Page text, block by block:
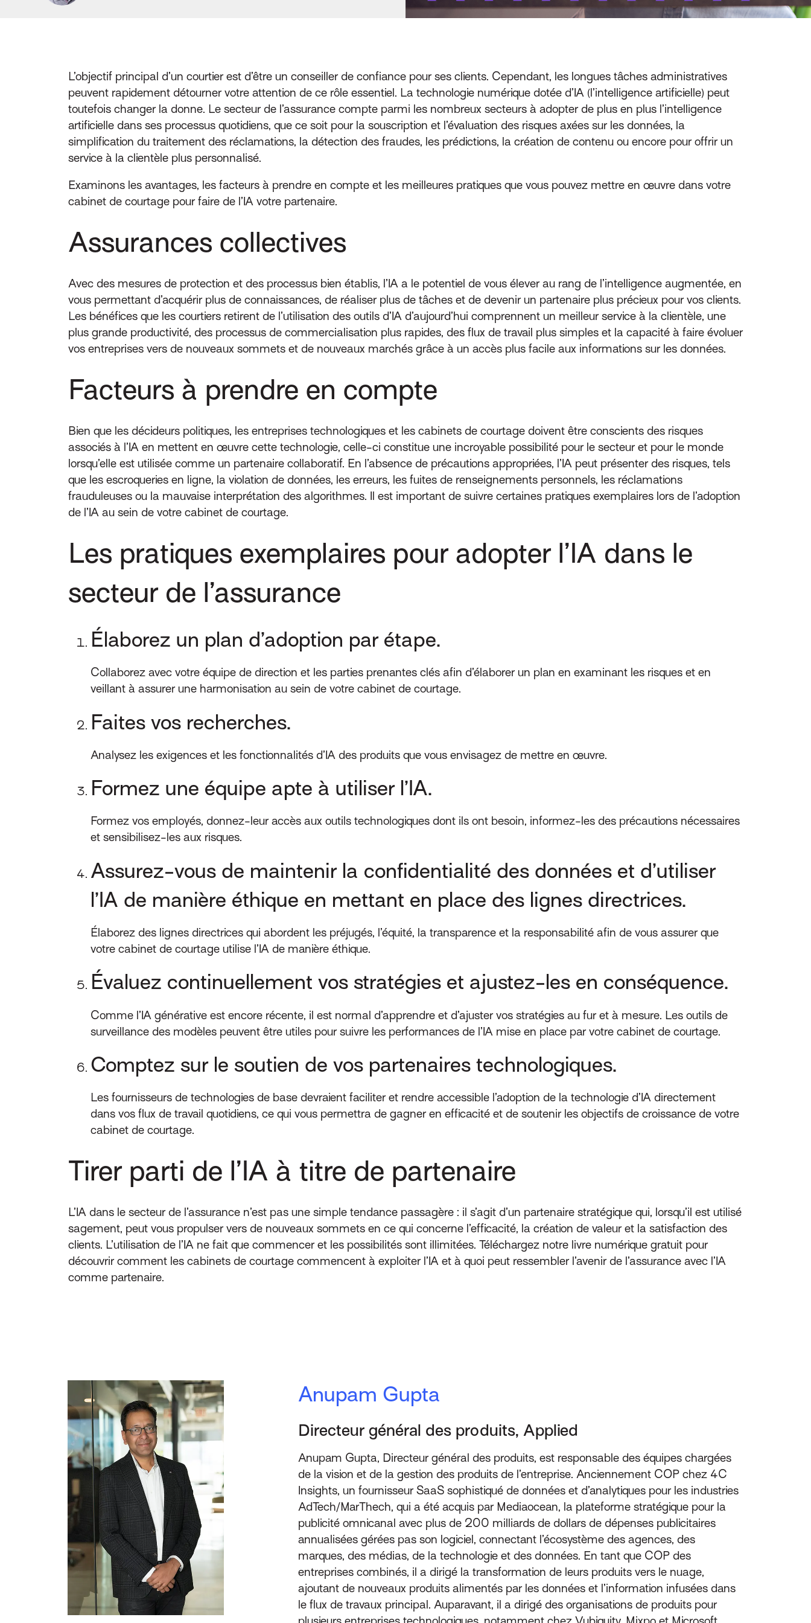
L’objectif principal d’un courtier est d’être un conseiller de confiance pour ses clients. Cependant, les longues tâches administratives
peuvent rapidement détourner votre attention de ce rôle essentiel. La technologie numérique dotée d’IA (l’intelligence artificielle) peut
toutefois changer la donne. Le secteur de l’assurance compte parmi les nombreux secteurs à adopter de plus en plus l’intelligence
artificielle dans ses processus quotidiens, que ce soit pour la souscription et l’évaluation des risques axées sur les données, la
simplification du traitement des réclamations, la détection des fraudes, les prédictions, la création de contenu ou encore pour offrir un
service à la clientèle plus personnalisé.
Examinons les avantages, les facteurs à prendre en compte et les meilleures pratiques que vous pouvez mettre en œuvre dans votre
cabinet de courtage pour faire de l’IA votre partenaire.
Assurances collectives
Avec des mesures de protection et des processus bien établis, l’IA a le potentiel de vous élever au rang de l’intelligence augmentée, en
vous permettant d’acquérir plus de connaissances, de réaliser plus de tâches et de devenir un partenaire plus précieux pour vos clients.
Les bénéfices que les courtiers retirent de l’utilisation des outils d’IA d’aujourd’hui comprennent un meilleur service à la clientèle, une
plus grande productivité, des processus de commercialisation plus rapides, des flux de travail plus simples et la capacité à faire évoluer
vos entreprises vers de nouveaux sommets et de nouveaux marchés grâce à un accès plus facile aux informations sur les données.
Facteurs à prendre en compte
Bien que les décideurs politiques, les entreprises technologiques et les cabinets de courtage doivent être conscients des risques
associés à l’IA en mettent en œuvre cette technologie, celle-ci constitue une incroyable possibilité pour le secteur et pour le monde
lorsqu’elle est utilisée comme un partenaire collaboratif. En l’absence de précautions appropriées, l’IA peut présenter des risques, tels
que les escroqueries en ligne, la violation de données, les erreurs, les fuites de renseignements personnels, les réclamations
frauduleuses ou la mauvaise interprétation des algorithmes. Il est important de suivre certaines pratiques exemplaires lors de l’adoption
de l’IA au sein de votre cabinet de courtage.
Les pratiques exemplaires pour adopter l’IA dans le
secteur de l’assurance
Élaborez un plan d’adoption par étape.
Collaborez avec votre équipe de direction et les parties prenantes clés afin d’élaborer un plan en examinant les risques et en
veillant à assurer une harmonisation au sein de votre cabinet de courtage.
Faites vos recherches.
Analysez les exigences et les fonctionnalités d’IA des produits que vous envisagez de mettre en œuvre.
Formez une équipe apte à utiliser l’IA.
Formez vos employés, donnez-leur accès aux outils technologiques dont ils ont besoin, informez-les des précautions nécessaires
et sensibilisez-les aux risques.
Assurez-vous de maintenir la confidentialité des données et d’utiliser
l’IA de manière éthique en mettant en place des lignes directrices.
Élaborez des lignes directrices qui abordent les préjugés, l’équité, la transparence et la responsabilité afin de vous assurer que
votre cabinet de courtage utilise l’IA de manière éthique.
Évaluez continuellement vos stratégies et ajustez-les en conséquence.
Comme l’IA générative est encore récente, il est normal d’apprendre et d’ajuster vos stratégies au fur et à mesure. Les outils de
surveillance des modèles peuvent être utiles pour suivre les performances de l’IA mise en place par votre cabinet de courtage.
Comptez sur le soutien de vos partenaires technologiques.
Les fournisseurs de technologies de base devraient faciliter et rendre accessible l’adoption de la technologie d’IA directement
dans vos flux de travail quotidiens, ce qui vous permettra de gagner en efficacité et de soutenir les objectifs de croissance de votre
cabinet de courtage.
Tirer parti de l’IA à titre de partenaire
L’IA dans le secteur de l’assurance n’est pas une simple tendance passagère : il s’agit d’un partenaire stratégique qui, lorsqu’il est utilisé
sagement, peut vous propulser vers de nouveaux sommets en ce qui concerne l’efficacité, la création de valeur et la satisfaction des
clients. L’utilisation de l’IA ne fait que commencer et les possibilités sont illimitées. Téléchargez notre livre numérique gratuit pour
découvrir comment les cabinets de courtage commencent à exploiter l’IA et à quoi peut ressembler l’avenir de l’assurance avec l’IA
comme partenaire.
Anupam Gupta
Directeur général des produits, Applied
Anupam Gupta, Directeur général des produits, est responsable des équipes chargées
de la vision et de la gestion des produits de l’entreprise. Anciennement COP chez 4C
Insights, un fournisseur SaaS sophistiqué de données et d’analytiques pour les industries
AdTech/MarThech, qui a été acquis par Mediaocean, la plateforme stratégique pour la
publicité omnicanal avec plus de 200 milliards de dollars de dépenses publicitaires
annualisées gérées pas son logiciel, connectant l’écosystème des agences, des
marques, des médias, de la technologie et des données. En tant que COP des
entreprises combinés, il a dirigé la transformation de leurs produits vers le nuage,
ajoutant de nouveaux produits alimentés par les données et l’information infusées dans
le flux de travaux principal. Auparavant, il a dirigé des organisations de produits pour